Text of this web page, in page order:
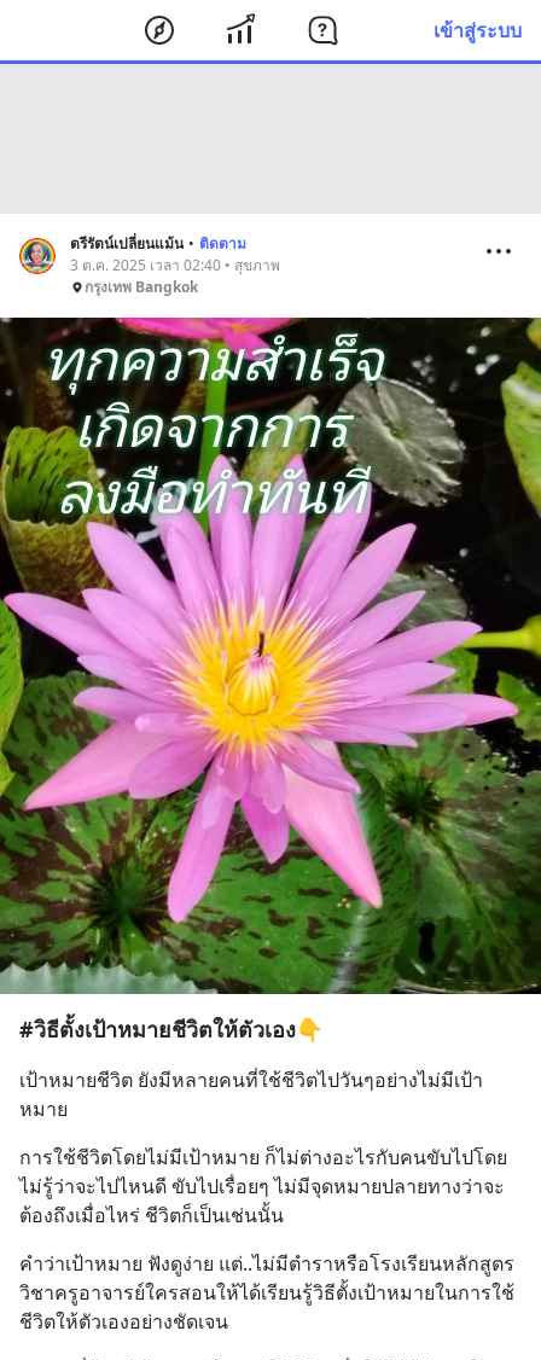
เข้าสู่ระบบ
ตรีรัตน์เปลี่ยนแม้น • ติดตาม
3 ต.ค. 2025 เวลา 02:40 • สุขภาพ
กรุงเทพ Bangkok
#วิธีตั้งเป้าหมายชีวิตให้ตัวเอง👇
เป้าหมายชีวิต ยังมีหลายคนที่ใช้ชีวิตไปวันๆอย่างไม่มีเป้า
หมาย
การใช้ชีวิตโดยไม่มีเป้าหมาย ก็ไม่ต่างอะไรกับคนขับไปโดย
ไม่รู้ว่าจะไปไหนดี ขับไปเรื่อยๆ ไม่มีจุดหมายปลายทางว่าจะ
ต้องถึงเมื่อไหร่ ชีวิตก็เป็นเช่นนั้น
คำว่าเป้าหมาย ฟังดูง่าย แต่..ไม่มีตำราหรือโรงเรียนหลักสูตร
วิชาครูอาจารย์ใครสอนให้ได้เรียนรู้วิธีตั้งเป้าหมายในการใช้
ชีวิตให้ตัวเองอย่างชัดเจน